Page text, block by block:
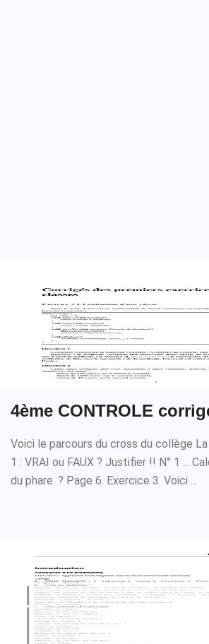
4ème CONTROLE
Voici le parcours du cross du collège
1 : VRAI ou FAUX ? Justifier !! N° 1 ...
du phare. ? Page 6. Exercice 3. Voici ...